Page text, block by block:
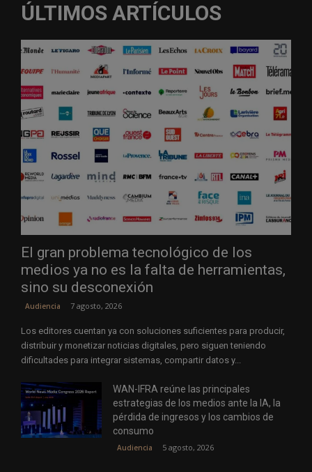
ÚLTIMOS ARTÍCULOS
El gran problema tecnológico de los
medios ya no es la falta de herramientas,
sino su desconexión
Audiencia 7 agosto, 2026
Los editores cuentan ya con soluciones suficientes para producir,
distribuir y monetizar noticias digitales, pero siguen teniendo
dificultades para integrar sistemas, compartir datos y...
WAN-IFRA reúne las principales
estrategias de los medios ante la IA, la
pérdida de ingresos y los cambios de
consumo
Audiencia 5 agosto, 2026